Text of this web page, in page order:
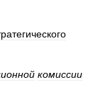
комиссии